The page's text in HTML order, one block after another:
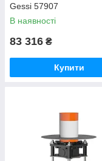
Gessi 57907
В наявності
83 316 ₴
Купити